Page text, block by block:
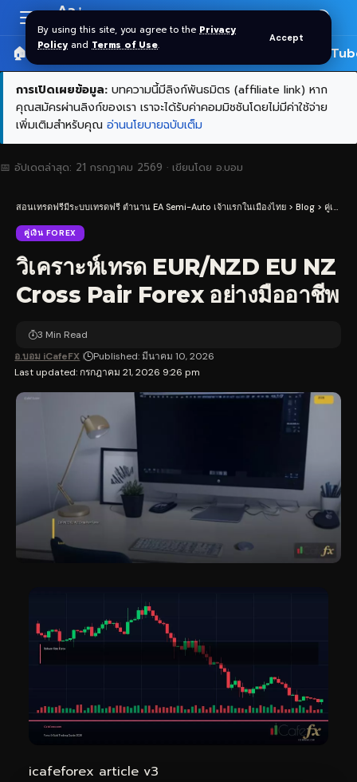
By using this site, you agree to the Privacy
Policy and Terms of Use.
Accept
Resizer
Aa
🏠 หน้าแรก ราคาทอง SPDR 🎬
การเปิดเผยข้อมูล: บทความนี้มีลิงก์พันธมิตร (affiliate link) หาก
คุณสมัครผ่านลิงก์ของเรา เราจะได้รับค่าคอมมิชชันโดยไม่มีค่าใช้จ่าย
เพิ่มเติมสำหรับคุณ อ่านนโยบายฉบับเต็ม
📅 อัปเดตล่าสุด: 21 กรกฎาคม 2569 · เขียนโดย อ.บอม
สอนเทรดฟรีมีระบบเทรดฟรี ตำนาน EA Semi-Auto เจ้าแรกในเมืองไทย > Blog > คู่เงิน Forex
คู่เงิน FOREX
วิเคราะห์เทรด EUR/NZD EU NZ
Cross Pair Forex อย่างมืออาชีพ
Last updated: กรกฎาคม 21, 2026 9:26 pm
อ.บอม iCafeFX Published: มีนาคม 10, 2026
3 Min Read
icafeforex article v3